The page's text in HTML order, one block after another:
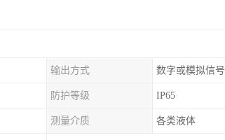
输出方式 数字或模拟信号
防护等级 IP65
测量介质 各类液体